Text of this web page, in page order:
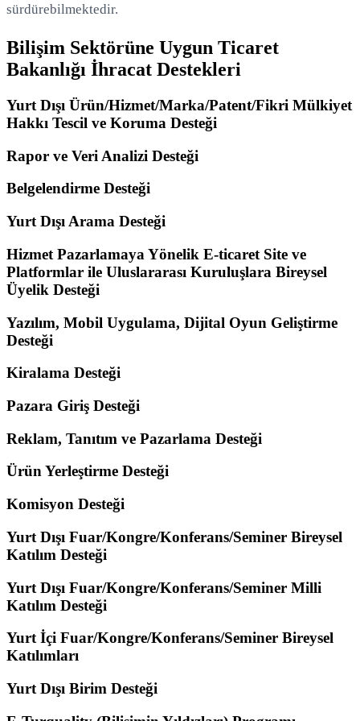
sürdürebilmektedir.
Bilişim Sektörüne Uygun Ticaret
Bakanlığı İhracat Destekleri
Yurt Dışı Ürün/Hizmet/Marka/Patent/Fikri Mülkiyet
Hakkı Tescil ve Koruma Desteği
Rapor ve Veri Analizi Desteği
Belgelendirme Desteği
Yurt Dışı Arama Desteği
Hizmet Pazarlamaya Yönelik E-ticaret Site ve
Platformlar ile Uluslararası Kuruluşlara Bireysel
Üyelik Desteği
Yazılım, Mobil Uygulama, Dijital Oyun Geliştirme
Desteği
Kiralama Desteği
Pazara Giriş Desteği
Reklam, Tanıtım ve Pazarlama Desteği
Ürün Yerleştirme Desteği
Komisyon Desteği
Yurt Dışı Fuar/Kongre/Konferans/Seminer Bireysel
Katılım Desteği
Yurt Dışı Fuar/Kongre/Konferans/Seminer Milli
Katılım Desteği
Yurt İçi Fuar/Kongre/Konferans/Seminer Bireysel
Katılımları
Yurt Dışı Birim Desteği